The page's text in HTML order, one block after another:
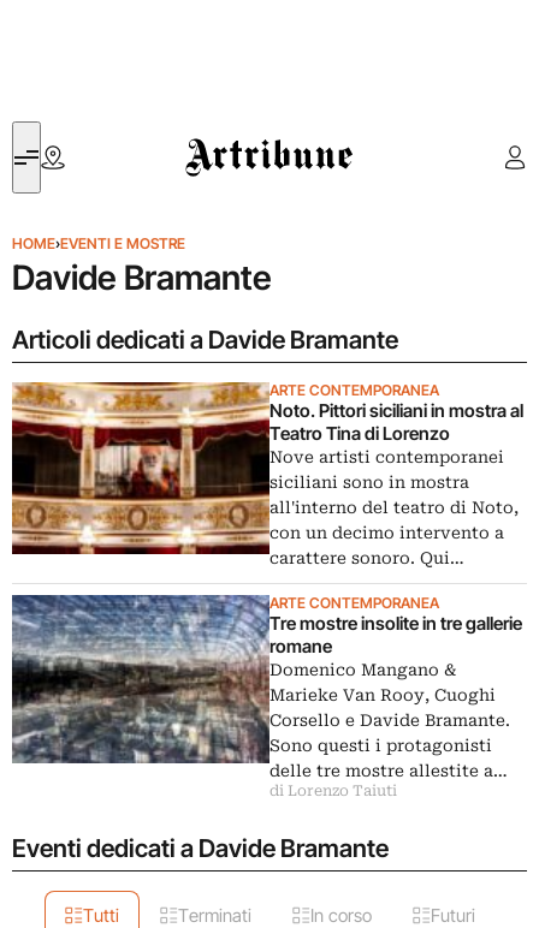
Artribune
HOME›EVENTI E MOSTRE
Davide Bramante
Articoli dedicati a Davide Bramante
ARTE CONTEMPORANEA
Noto. Pittori siciliani in mostra al
Teatro Tina di Lorenzo
Nove artisti contemporanei
siciliani sono in mostra
all'interno del teatro di Noto,
con un decimo intervento a
carattere sonoro. Qui…
ARTE CONTEMPORANEA
Tre mostre insolite in tre gallerie
romane
Domenico Mangano &
Marieke Van Rooy, Cuoghi
Corsello e Davide Bramante.
Sono questi i protagonisti
delle tre mostre allestite a…
di Lorenzo Taiuti
Eventi dedicati a Davide Bramante
Tutti Terminati In corso Futuri